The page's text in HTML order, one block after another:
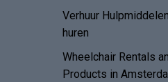
Verhuur
huren
Wheelchair Rentals
Products in